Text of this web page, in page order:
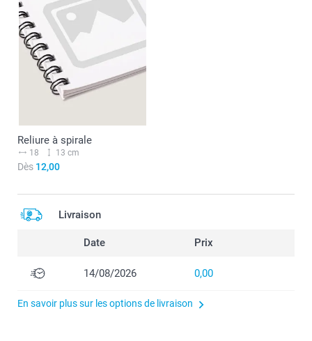
Reliure à spirale
18 13 cm
Dès 12,00
Livraison
Date Prix
14/08/2026 0,00
En savoir plus sur les options de livraison